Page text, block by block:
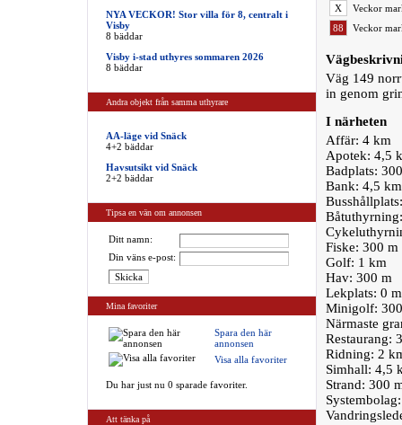
NYA VECKOR! Stor villa för 8, centralt i
Visby
8 bäddar
Visby i-stad uthyres sommaren 2026
8 bäddar
Andra objekt från samma uthyrare
AA-läge vid Snäck
4+2 bäddar
Havsutsikt vid Snäck
2+2 bäddar
Tipsa en vän om annonsen
Ditt namn:
Din väns e-post:
Mina favoriter
Spara den här
annonsen
Visa alla favoriter
Du har just nu 0 sparade favoriter.
Att tänka på
X
Veckor
88
Veckor
Väg 149
in genom
I närheten
Affär: 4 km
Apotek: 4,5
Badplats:
Bank: 4,5 km
Fiske: 300 m
Golf: 1 km
Hav: 300 m
Lekplats: 0
Minigolf:
Närmaste
Restaurang:
Ridning: 2
Simhall: 4,5
Strand: 300